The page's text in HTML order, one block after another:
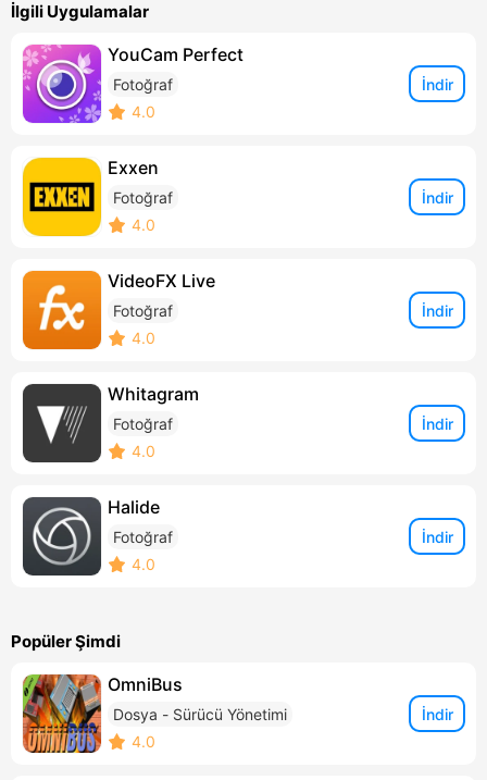
İlgili Uygulamalar
YouCam Perfect
Fotoğraf
4.0
İndir
Exxen
Fotoğraf
4.0
İndir
VideoFX Live
Fotoğraf
4.0
İndir
Whitagram
Fotoğraf
4.0
İndir
Halide
Fotoğraf
4.0
İndir
Popüler Şimdi
OmniBus
Dosya - Sürücü Yönetimi
4.0
İndir